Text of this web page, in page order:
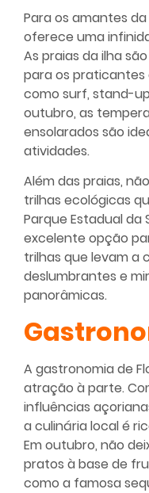
Para os amantes
oferece uma
As praias da ilha
para os
como surf, stand-
outubro, as
ensolarados são
atividades.
Além das praias,
trilhas ecológicas
Parque Estadual da
excelente opção
trilhas que levam a
deslumbrantes e
panorâmicas.
A gastronomia de
atração à parte.
influências
a culinária local é
Em outubro, não
pratos à base de
como a famosa